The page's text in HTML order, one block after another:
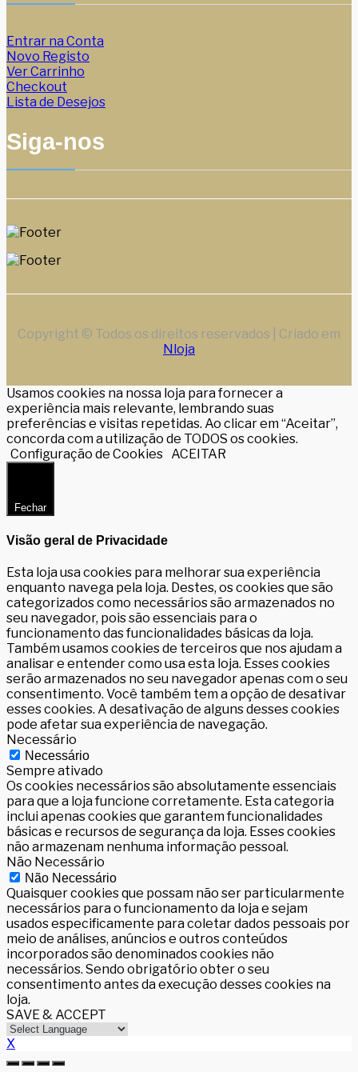
Entrar na Conta
Novo Registo
Ver Carrinho
Checkout
Lista de Desejos
Siga-nos
Copyright © Todos os direitos reservados | Criado em
Nloja
Usamos cookies na nossa loja para fornecer a
experiência mais relevante, lembrando suas
preferências e visitas repetidas. Ao clicar em “Aceitar”,
concorda com a utilização de TODOS os cookies.
Configuração de Cookies ACEITAR
Fechar
Visão geral de Privacidade
Esta loja usa cookies para melhorar sua experiência
enquanto navega pela loja. Destes, os cookies que são
categorizados como necessários são armazenados no
seu navegador, pois são essenciais para o
funcionamento das funcionalidades básicas da loja.
Também usamos cookies de terceiros que nos ajudam a
analisar e entender como usa esta loja. Esses cookies
serão armazenados no seu navegador apenas com o seu
consentimento. Você também tem a opção de desativar
esses cookies. A desativação de alguns desses cookies
pode afetar sua experiência de navegação.
Necessário
Necessário
Sempre ativado
Os cookies necessários são absolutamente essenciais
para que a loja funcione corretamente. Esta categoria
inclui apenas cookies que garantem funcionalidades
básicas e recursos de segurança da loja. Esses cookies
não armazenam nenhuma informação pessoal.
Não Necessário
Não Necessário
Quaisquer cookies que possam não ser particularmente
necessários para o funcionamento da loja e sejam
usados especificamente para coletar dados pessoais por
meio de análises, anúncios e outros conteúdos
incorporados são denominados cookies não
necessários. Sendo obrigatório obter o seu
consentimento antes da execução desses cookies na
loja.
SAVE & ACCEPT
X